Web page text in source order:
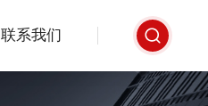
联系我们